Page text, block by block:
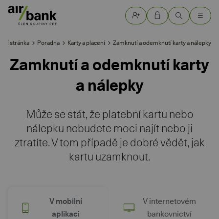
Zamknutí a odemknutí karty
a nálepky
Může se stát, že platební kartu nebo
nálepku nebudete moci najít nebo ji
ztratíte. V tom případě je dobré vědět, jak
kartu uzamknout.
Zamknutí a odemknutí karty a nálepky
Karty a placení
Poradna
stránka
V mobilní
aplikaci
V internetovém
bankovnictví